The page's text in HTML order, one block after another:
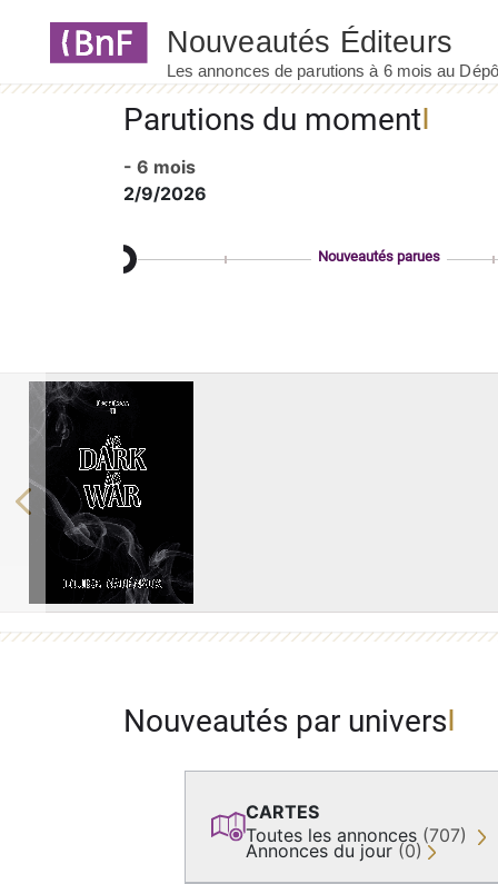
Parutions du moment
- 6 mois
2/9/2026
Nouveautés parues
Previous
Nouveautés par univers
CARTES
Toutes les annonces (707)
Annonces du jour (0)